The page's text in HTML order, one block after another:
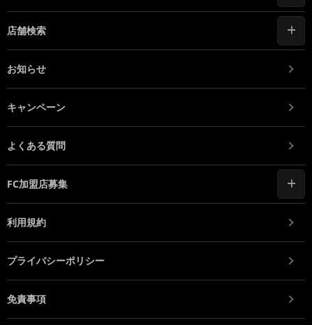
店舗検索
お知らせ
キャンペーン
よくある質問
FC加盟店募集
利用規約
プライバシーポリシー
免責事項